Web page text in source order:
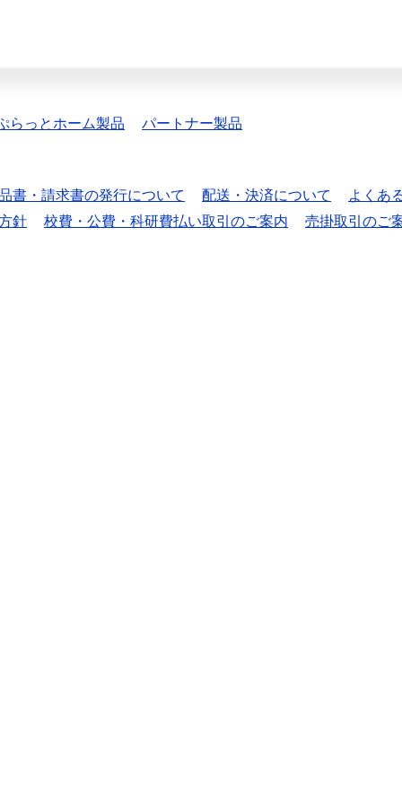
らっとホーム製品 パートナー製品
書・請求書の発行について 配送・決済について
よくあ
針 校費・公費・科研費払い取引のご案内 売掛取引のご